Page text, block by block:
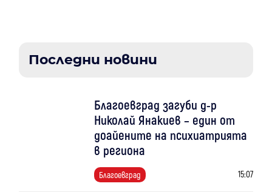
Последни новини
Благоевград загуби д-р
Николай Янакиев – един от
доайените на психиатрията
в региона
Благоевград 15:07